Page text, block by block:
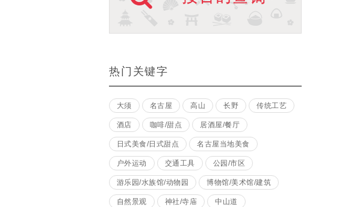
热门关键字
大须 名古屋 高山 长野 传统工艺
酒店 咖啡/甜点 居酒屋/餐厅
日式美食/日式甜点 名古屋当地美食
户外运动 交通工具 公园/市区
游乐园/水族馆/动物园 博物馆/美术馆/建筑
自然景观 神社/寺庙 中山道